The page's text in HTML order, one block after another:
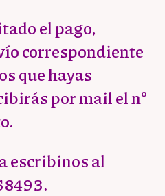
el pago,
correspondiente
que hayas
por mail el nº
escribinos al